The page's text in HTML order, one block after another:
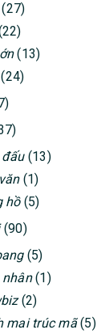
(13)
(13)
(1)
hồ(5)
(90)
(5)
(1)
(2)
mai trúc mã(5)